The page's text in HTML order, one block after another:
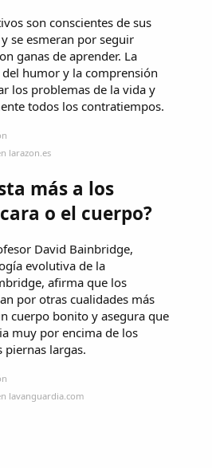
son conscientes de sus
se esmeran por seguir
ganas de aprender. La
humor y la comprensión
los problemas de la vida y
todos los contratiempos.
larazon.es
más a los
o el cuerpo?
David Bainbridge,
evolutiva de la
afirma que los
por otras cualidades más
cuerpo bonito y asegura que
muy por encima de los
piernas largas.
lavanguardia.com